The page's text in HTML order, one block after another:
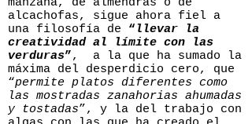
manzana, de almendras o de
alcachofas, sigue ahora fiel a
una filosofía de “llevar la
creatividad al límite con las
verduras”, a la que ha sumado la
máxima del desperdicio cero, que
“permite platos diferentes como
las mostradas zanahorias ahumadas
y tostadas”, y la del trabajo con